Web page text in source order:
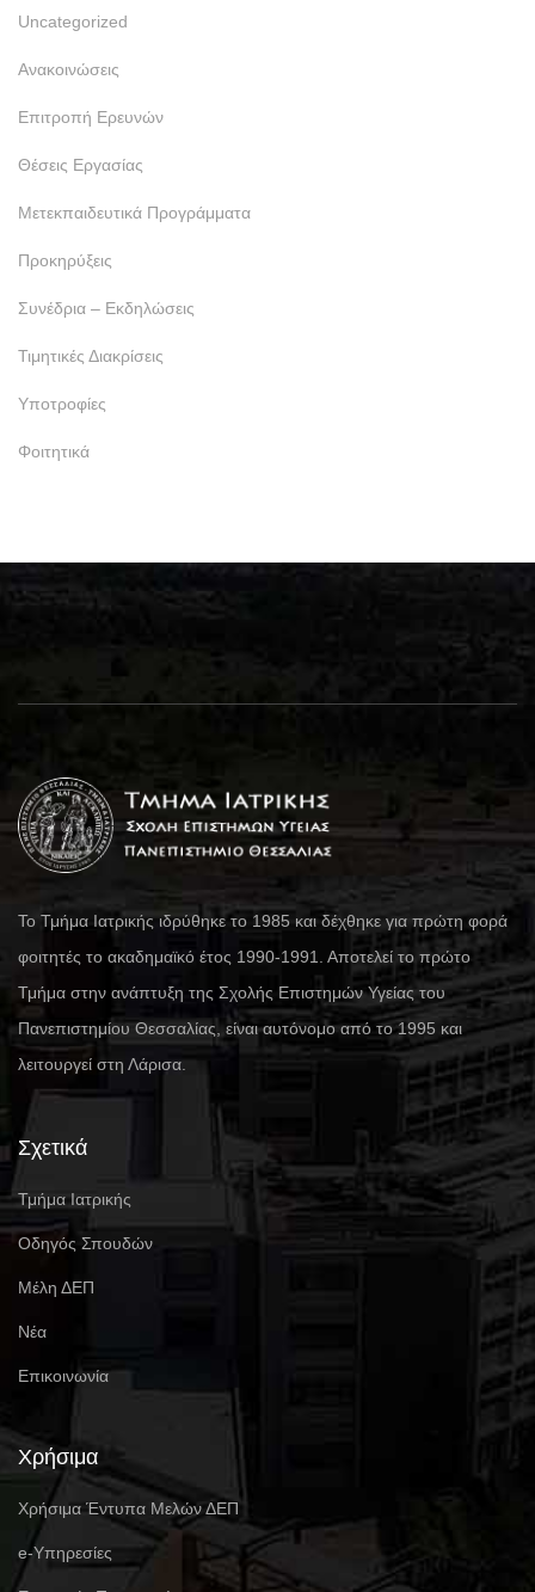
Uncategorized
Ανακοινώσεις
Επιτροπή Ερευνών
Θέσεις Εργασίας
Μετεκπαιδευτικά Προγράμματα
Προκηρύξεις
Συνέδρια – Εκδηλώσεις
Τιμητικές Διακρίσεις
Υποτροφίες
Φοιτητικά
Το Τμήμα Ιατρικής ιδρύθηκε το 1985 και δέχθηκε για πρώτη φορά
φοιτητές το ακαδημαϊκό έτος 1990-1991. Αποτελεί το πρώτο
Τμήμα στην ανάπτυξη της Σχολής Επιστημών Υγείας του
Πανεπιστημίου Θεσσαλίας, είναι αυτόνομο από το 1995 και
λειτουργεί στη Λάρισα.
Σχετικά
Τμήμα Ιατρικής
Οδηγός Σπουδών
Μέλη ΔΕΠ
Νέα
Επικοινωνία
Χρήσιμα
Χρήσιμα Έντυπα Μελών ΔΕΠ
e-Υπηρεσίες